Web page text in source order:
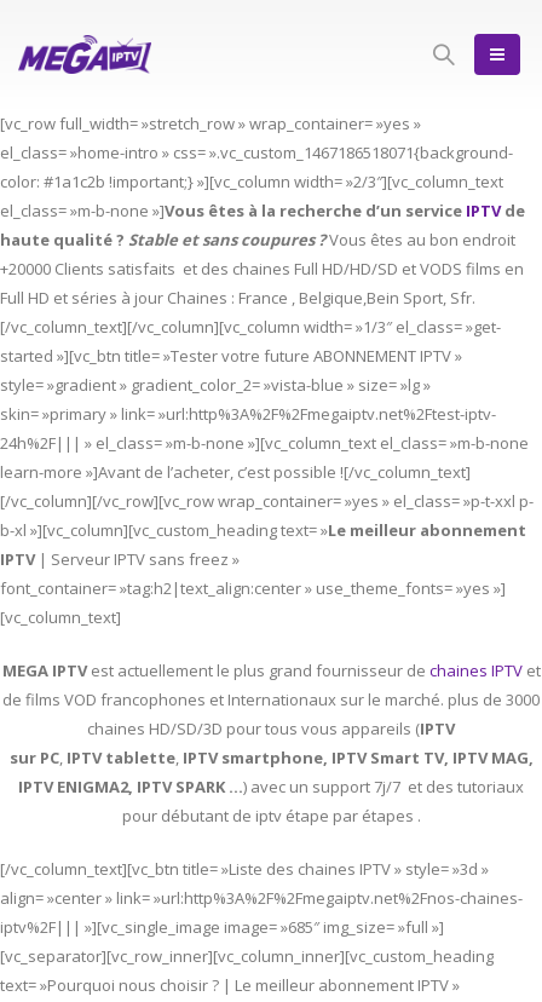
[vc_row full_width= »stretch_row » wrap_container= »yes »
el_class= »home-intro » css= ».vc_custom_1467186518071{background-
color: #1a1c2b !important;} »][vc_column width= »2/3″][vc_column_text
el_class= »m-b-none »]Vous êtes à la recherche d’un service IPTVde
haute qualité ? Stable et sans coupures ?Vous êtes au bon endroit
+20000 Clients satisfaits et des chaines Full HD/HD/SD et VODS films en
Full HD et séries à jour Chaines : France , Belgique,Bein Sport, Sfr.
[/vc_column_text][/vc_column][vc_column width= »1/3″ el_class= »get-
started »][vc_btn title= »Tester votre future ABONNEMENT IPTV »
style= »gradient » gradient_color_2= »vista-blue » size= »lg »
skin= »primary » link= »url:http%3A%2F%2Fmegaiptv.net%2Ftest-iptv-
24h%2F||| » el_class= »m-b-none »][vc_column_text el_class= »m-b-none
learn-more »]Avant de l’acheter, c’est possible ![/vc_column_text]
[/vc_column][/vc_row][vc_row wrap_container= »yes » el_class= »p-t-xxl p-
b-xl »][vc_column][vc_custom_heading text= »Le meilleur abonnement
IPTV | Serveur IPTV sans freez »
font_container= »tag:h2|text_align:center » use_theme_fonts= »yes »]
[vc_column_text]
MEGA IPTVest actuellement le plus grand fournisseur de chaines IPTVet
de films VOD francophones et Internationaux sur le marché. plus de 3000
chaines HD/SD/3D pour tous vous appareils (IPTV
sur PC, IPTVtablette, IPTVsmartphone, IPTV Smart TV, IPTV MAG,
IPTV ENIGMA2, IPTV SPARK …) avec un support 7j/7 et des tutoriaux
pour débutant de iptv étape par étapes .
[/vc_column_text][vc_btn title= »Liste des chaines IPTV » style= »3d »
align= »center » link= »url:http%3A%2F%2Fmegaiptv.net%2Fnos-chaines-
iptv%2F||| »][vc_single_image image= »685″ img_size= »full »]
[vc_separator][vc_row_inner][vc_column_inner][vc_custom_heading
text= »Pourquoi nous choisir ? | Le meilleur abonnement IPTV »